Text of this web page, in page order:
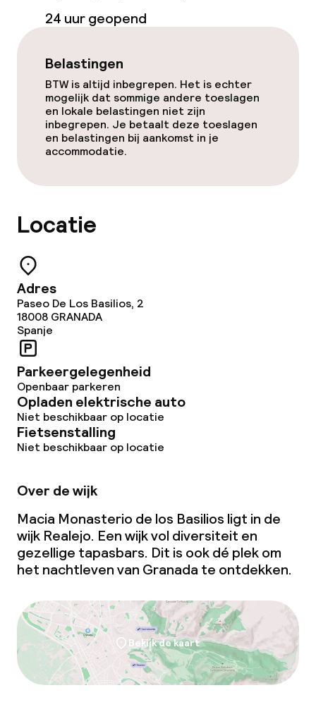
Roomservice
Dieetopties
Speciale dieetopties
Schoonmaakvoorzieningen
Zakelijke faciliteiten
Vergaderruimte
Beleid
Overal rookvrij
24 uur geopend
Belastingen
BTW is altijd inbegrepen. Het is echter
mogelijk dat sommige andere toeslagen
en lokale belastingen niet zijn
inbegrepen. Je betaalt deze toeslagen
en belastingen bij aankomst in je
accommodatie.
Locatie
Adres
Paseo De Los Basilios, 2
18008 GRANADA
Spanje
Parkeergelegenheid
Openbaar parkeren
Opladen elektrische auto
Niet beschikbaar op locatie
Fietsenstalling
Niet beschikbaar op locatie
Over de wijk
Macia Monasterio de los Basilios ligt in de
wijk Realejo. Een wijk vol diversiteit en
gezellige tapasbars. Dit is ook dé plek om
het nachtleven van Granada te ontdekken.
Bekijk de kaart